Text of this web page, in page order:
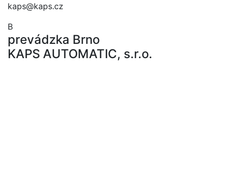
kaps@kaps.cz
B
prevádzka Brno
KAPS AUTOMATIC, s.r.o.